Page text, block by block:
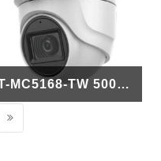
IT-MC5168-TW 500萬 半球同軸帶聲 攝影機